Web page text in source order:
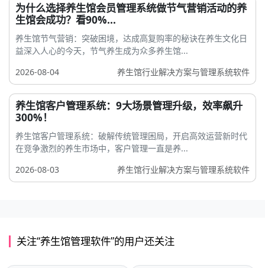
为什么选择养生馆会员管理系统做节气营销活动的养
生馆会成功？看90%...
养生馆节气营销：突破困境，达成高复购率的秘诀在养生文化日
益深入人心的今天，节气养生成为众多养生馆...
2026-08-04
养生馆行业解决方案与管理系统软件
养生馆客户管理系统：9大场景管理升级，效率飙升
300%！
养生馆客户管理系统：破解传统管理困局，开启高效运营新时代
在竞争激烈的养生市场中，客户管理一直是养...
2026-08-03
养生馆行业解决方案与管理系统软件
关注“养生馆管理软件”的用户还关注